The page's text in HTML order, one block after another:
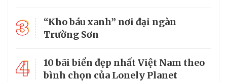
3
“Kho báu xanh” nơi đại ngàn
Trường Sơn
4
10 bãi biển đẹp nhất Việt Nam theo
bình chọn của Lonely Planet